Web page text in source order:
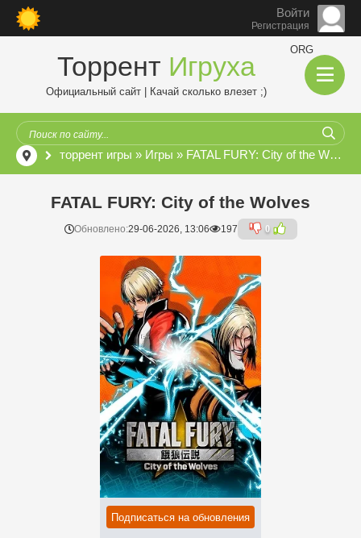
Войти
Регистрация
Торрент Игруха
ORG
Официальный сайт | Качай сколько влезет ;)
торрент игры » Игры » FATAL FURY: City of the Wolves
FATAL FURY: City of the Wolves
Обновлено:29-06-2026, 13:06 197 0
Подписаться на обновления